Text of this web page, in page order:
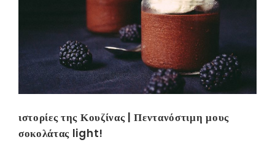
ιστορίες της Κουζίνας | Πεντανόστιμη μους
σοκολάτας light!